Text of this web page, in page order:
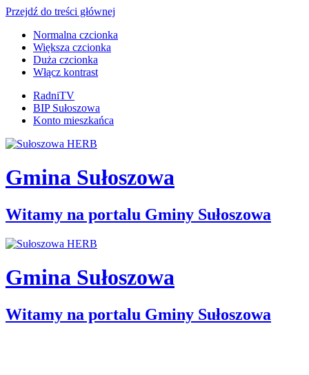
Przejdź do treści głównej
Normalna czcionka
Większa czcionka
Duża czcionka
Włącz kontrast
RadniTV
BIP Sułoszowa
Konto mieszkańca
Gmina Sułoszowa
Witamy na portalu Gminy Sułoszowa
Gmina Sułoszowa
Witamy na portalu Gminy Sułoszowa